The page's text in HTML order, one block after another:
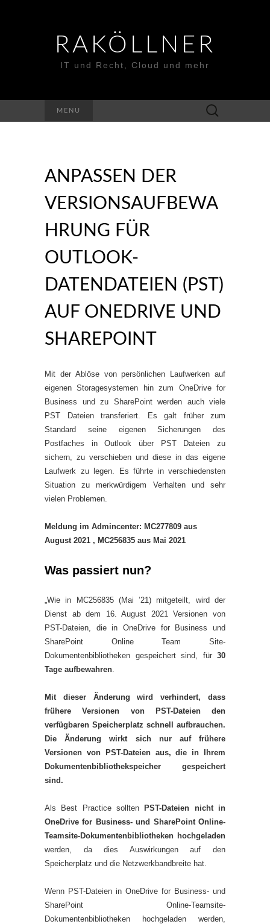
RAKÖLLNER
IT und Recht, Cloud und mehr
MENU
Suchen
nach:
ANPASSEN DER
VERSIONSAUFBEWA
HRUNG FÜR
OUTLOOK-
DATENDATEIEN (PST)
AUF ONEDRIVE UND
SHAREPOINT
Mit der Ablöse von persönlichen Laufwerken auf
eigenen Storagesystemen hin zum OneDrive for
Business und zu SharePoint werden auch viele
PST Dateien transferiert. Es galt früher zum
Standard seine eigenen Sicherungen des
Postfaches in Outlook über PST Dateien zu
sichern, zu verschieben und diese in das eigene
Laufwerk zu legen. Es führte in verschiedensten
Situation zu merkwürdigem Verhalten und sehr
vielen Problemen.
Meldung im Admincenter: MC277809 aus
August 2021 , MC256835 aus Mai 2021
Was passiert nun?
„Wie in MC256835 (Mai ’21) mitgeteilt, wird der
Dienst ab dem 16. August 2021 Versionen von
PST-Dateien, die in OneDrive for Business und
SharePoint Online Team Site-
Dokumentenbibliotheken gespeichert sind, für 30
Tage aufbewahren.
Mit dieser Änderung wird verhindert, dass
frühere Versionen von PST-Dateien den
verfügbaren Speicherplatz schnell aufbrauchen.
Die Änderung wirkt sich nur auf frühere
Versionen von PST-Dateien aus, die in Ihrem
Dokumentenbibliothekspeicher gespeichert
sind.
Als Best Practice sollten
PST-Dateien nicht in
OneDrive for Business- und SharePoint Online-
Teamsite-Dokumentenbibliotheken hochgeladen
werden, da dies Auswirkungen auf den
Speicherplatz und die Netzwerkbandbreite hat.
Wenn PST-Dateien in OneDrive for Business- und
SharePoint Online-Teamsite-
Dokumentenbibliotheken hochgeladen werden,